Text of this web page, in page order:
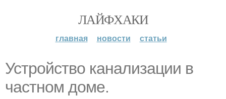
ЛАЙФХАКИ
главная новости статьи
Устройство канализации в
частном доме.